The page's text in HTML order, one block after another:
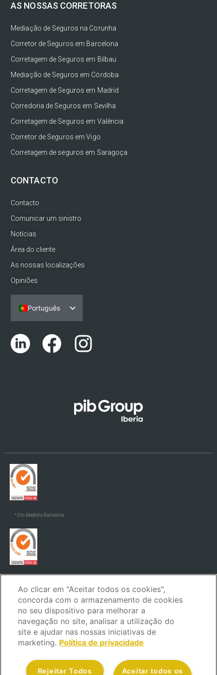
AS NOSSAS CORRETORAS
Mediação de Seguros na Corunha
Corretor de Seguros em Barcelona
Corretagem de Seguros em Bilbau
Mediação de Seguros em Córdoba
Corretagem de Seguros em Madrid
Corredoria de Seguros em Sevilha
Corretagem de Seguros em Valência
Corretor de Seguros em Vigo
Corretagem de seguros em Saragoça
CONTACTO
Contacto
Comunicar um sinistro
Notícias
Área do cliente
As nossas localizações
Opiniões
Português
Español
English (UK)
* Em Madrid e Barcelona.
Política de segurança
Código de ética e de conduta
Ao clicar em "Aceitar todos os cookies",
concorda com o armazenamento de cookies
no seu dispositivo para melhorar a
navegação no site, analisar a utilização do
site e ajudar nas nossas iniciativas de
marketing. Política de privacidade
Aceitar todos os
Rejeitar Todos